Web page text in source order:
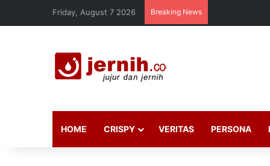
Friday, August 7 2026 Breaking News
HOME CRISPY VERITAS PERSONA